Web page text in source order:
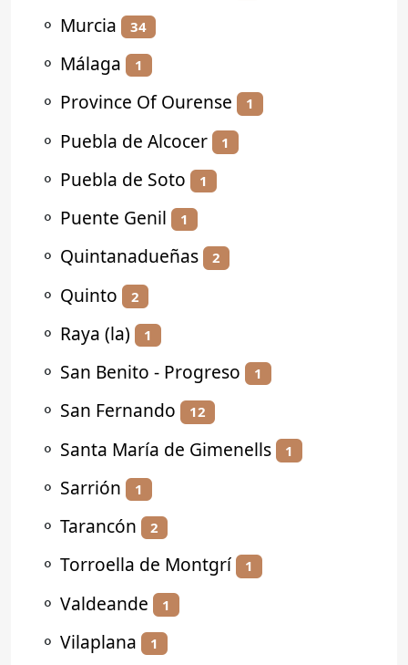
⚬ Murcia 34
⚬ Málaga 1
⚬ Province Of Ourense 1
⚬ Puebla de Alcocer 1
⚬ Puebla de Soto 1
⚬ Puente Genil 1
⚬ Quintanadueñas 2
⚬ Quinto 2
⚬ Raya (la) 1
⚬ San Benito - Progreso 1
⚬ San Fernando 12
⚬ Santa María de Gimenells 1
⚬ Sarrión 1
⚬ Tarancón 2
⚬ Torroella de Montgrí 1
⚬ Valdeande 1
⚬ Vilaplana 1